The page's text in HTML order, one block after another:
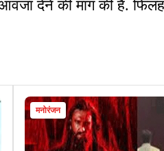
देने की मांग की है.
मनोरंजन